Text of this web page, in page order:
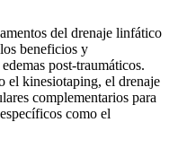
del drenaje linfático
beneficios y
post-traumáticos.
el kinesiotaping, el drenaje
complementarios para
como el